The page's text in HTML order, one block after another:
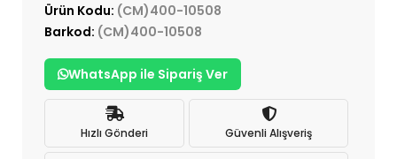
Ürün Kodu: (CM)400-10508
Barkod: (CM)400-10508
WhatsApp ile Sipariş Ver
Hızlı Gönderi Güvenli Alışveriş